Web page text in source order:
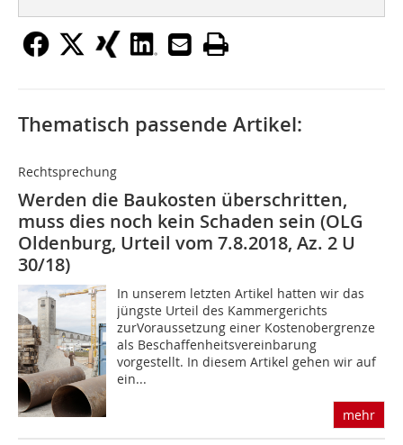
Thematisch passende Artikel:
Rechtsprechung
Werden die Baukosten überschritten,
muss dies noch kein Schaden sein (OLG
Oldenburg, Urteil vom 7.8.2018, Az. 2 U
30/18)
In unserem letzten Artikel hatten wir das
jüngste Urteil des Kammergerichts
zurVoraussetzung einer Kostenobergrenze
als Beschaffenheitsvereinbarung
vorgestellt. In diesem Artikel gehen wir auf
ein...
mehr